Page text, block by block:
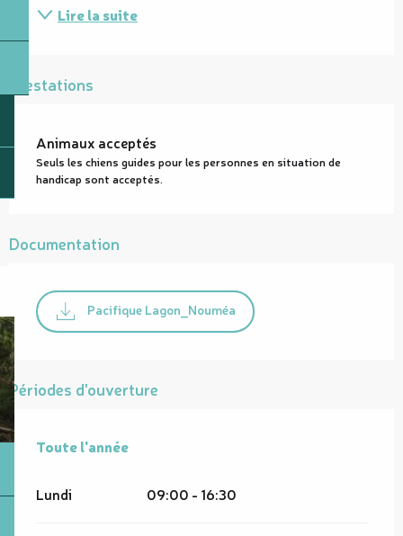
Lire la suite
Prestations
Animaux acceptés
Seuls les chiens guides pour les personnes en situation de
handicap sont acceptés.
Documentation
Pacifique Lagon_Nouméa
Périodes d'ouverture
Toute l'année
Toute l'année
Lundi 09:00 - 16:30